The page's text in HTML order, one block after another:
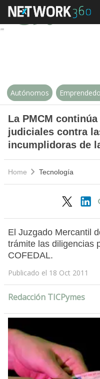
Autónomos
La PMCM
judiciales contra
incumplidoras de
Home Tecnología
El Juzgado Mercantil
trámite las diligencias
COFEDAL.
Publicado el 18 Oct 2011
Redacción TICPymes